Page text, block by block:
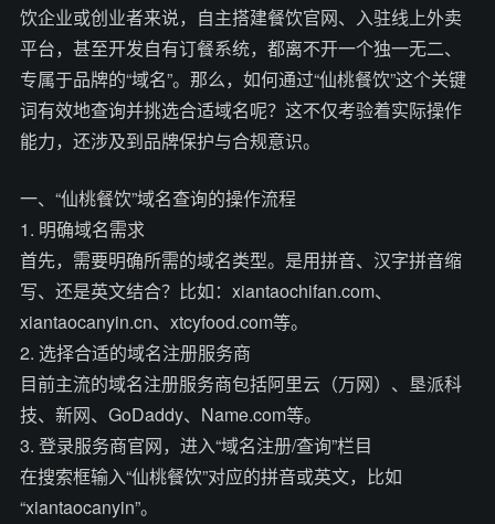
饮企业或创业者来说，自主搭建餐饮官网、入驻线上外卖
平台，甚至开发自有订餐系统，都离不开一个独一无二、
专属于品牌的“域名”。那么，如何通过“仙桃餐饮”这个关键
词有效地查询并挑选合适域名呢？这不仅考验着实际操作
能力，还涉及到品牌保护与合规意识。
一、“仙桃餐饮”域名查询的操作流程
1. 明确域名需求
首先，需要明确所需的域名类型。是用拼音、汉字拼音缩
写、还是英文结合？比如：xiantaochifan.com、
xiantaocanyin.cn、xtcyfood.com等。
2. 选择合适的域名注册服务商
目前主流的域名注册服务商包括阿里云（万网）、垦派科
技、新网、GoDaddy、Name.com等。
3. 登录服务商官网，进入“域名注册/查询”栏目
在搜索框输入“仙桃餐饮”对应的拼音或英文，比如
“xiantaocanyin”。